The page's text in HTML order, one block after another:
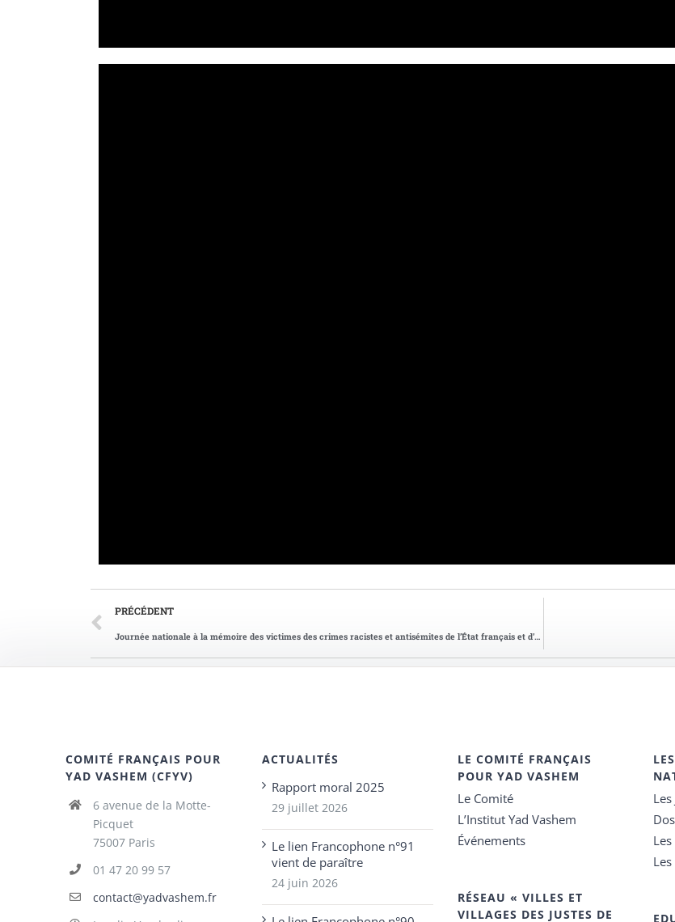
PRÉCÉDENT
Journée nationale à la mémoire des victimes des crimes racistes et antisémites de l’État français et d’hommage aux « Justes » de France.
COMITÉ FRANÇAIS POUR
YAD VASHEM (CFYV)
6 avenue de la Motte-
Picquet
75007 Paris
01 47 20 99 57
contact@yadvashem.fr
ACTUALITÉS
Rapport moral 2025
29 juillet 2026
Le lien Francophone n°91
vient de paraître
24 juin 2026
LE COMITÉ FRANÇAIS
POUR YAD VASHEM
Le Comité
L’Institut Yad Vashem
Événements
RÉSEAU « VILLES ET
VILLAGES DES JUSTES DE